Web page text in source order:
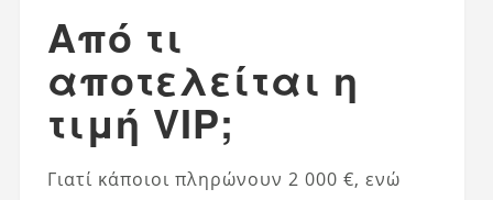
Από τι
αποτελείται η
τιμή VIP;
Γιατί κάποιοι πληρώνουν 2 000 €, ενώ